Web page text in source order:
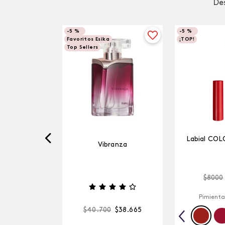
-5 %
Favoritos Esika
Top Sellers
Vibranza
$40.700 $38 .665
-5 %
¡TOP!
Labial
$8000